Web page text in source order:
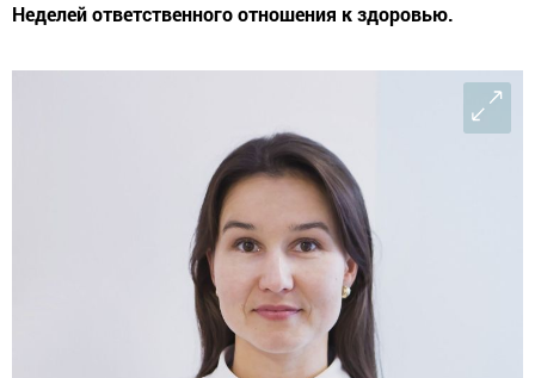
Неделей ответственного отношения к здоровью.